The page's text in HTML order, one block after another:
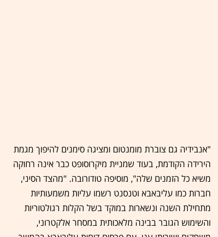
"אנבידיה גם צוברת מומנטום ומציגה סימנים להיפוך מגמת
הירידה הקודמת, בעוד שמניית מיקרוסופט כבר אינה רחוקה
משיא כל הזמנים שלה", מוסיפה טודורובה. "מהצד הסיני,
חברות כמו עליבאבא וטנסנט רשמו עליות משמעותיות
מתחילת השנה ונשארות במוקד בשל הקלות רגולטוריות
והשימוש הגובר בבינה מלאכותית במסחר אלקטרוני,